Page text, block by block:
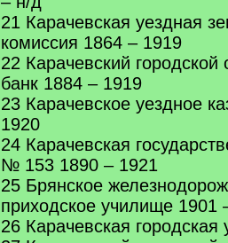
21 Карачевская уездная
комиссия 1864 – 1919
22 Карачевский
банк 1884 – 1919
23 Карачевское уездное
1920
24 Карачевская
№ 153 1890 – 1921
25 Брянское
приходское училище 1901
26 Карачевская